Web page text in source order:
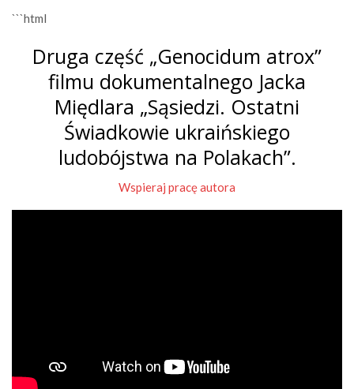
```html
Druga część „Genocidum atrox”
filmu dokumentalnego Jacka
Międlara „Sąsiedzi. Ostatni
Świadkowie ukraińskiego
ludobójstwa na Polakach”.
Wspieraj pracę autora